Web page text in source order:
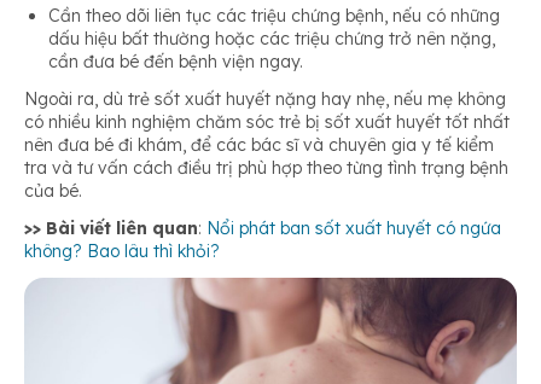
Cần theo dõi liên tục các triệu chứng bệnh, nếu có những
dấu hiệu bất thường hoặc các triệu chứng trở nên nặng,
cần đưa bé đến bệnh viện ngay.
Ngoài ra, dù trẻ sốt xuất huyết nặng hay nhẹ, nếu mẹ không
có nhiều kinh nghiệm chăm sóc trẻ bị sốt xuất huyết tốt nhất
nên đưa bé đi khám, để các bác sĩ và chuyên gia y tế kiểm
tra và tư vấn cách điều trị phù hợp theo từng tình trạng bệnh
của bé.
>> Bài viết liên quan: Nổi phát ban sốt xuất huyết có ngứa
không? Bao lâu thì khỏi?